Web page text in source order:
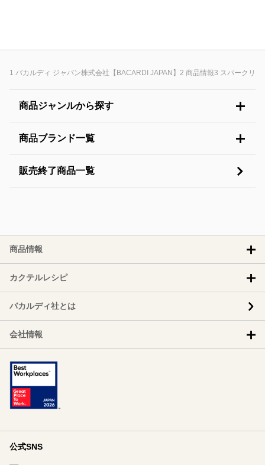
バカルディ ジャパン株式会社【BACARDI JAPAN】 商品情報 スパークリン
商品ジャンルから探す
商品ブランド一覧
販売終了商品一覧
商品情報
カクテルレシピ
バカルディ社とは
会社情報
公式SNS